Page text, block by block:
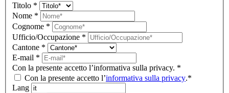
Newsletter
IT
(Gutenberg
block)
Titolo *
Nome *
Cognome *
Ufficio/Occupazione *
Cantone *
E-mail *
Con la presente accetto l’informativa sulla privacy. *
Con la presente accetto l’informativa sulla privacy.*
Lang